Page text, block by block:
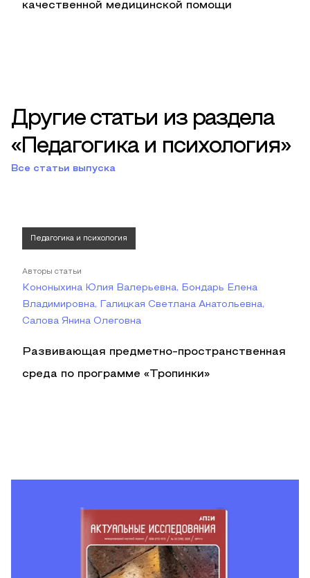
качественной медицинской помощи
Другие статьи из раздела
«Педагогика и психология»
Все статьи выпуска
Педагогика и психология
Авторы статьи
Кононыхина Юлия Валерьевна, Бондарь Елена
Владимировна, Галицкая Светлана Анатольевна,
Салова Янина Олеговна
Развивающая предметно-пространственная
среда по программе «Тропинки»